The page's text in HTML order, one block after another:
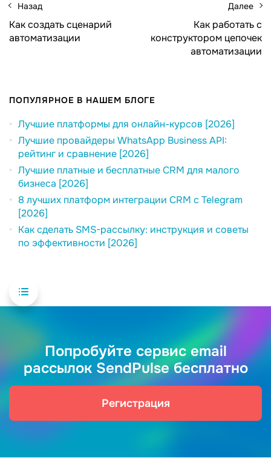
Назад
Как создать сценарий
автоматизации
Далее
Как работать с
конструктором цепочек
автоматизации
ПОПУЛЯРНОЕ В НАШЕМ БЛОГЕ
Лучшие платформы для онлайн-курсов [2026]
Лучшие провайдеры WhatsApp Business API:
рейтинг и сравнение [2026]
Лучшие платные и бесплатные CRM для малого
бизнеса [2026]
8 лучших платформ интеграции CRM с Telegram
[2026]
Как сделать SMS-рассылку: инструкция и советы
по эффективности [2026]
Попробуйте сервис email
рассылок SendPulse бесплатно
Регистрация